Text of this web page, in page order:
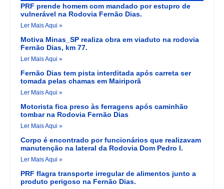
PRF prende homem com mandado por estupro de
vulnerável na Rodovia Fernão Dias.
Ler Mais Aqui »
Motiva Minas_SP realiza obra em viaduto na rodovia
Fernão Dias, km 77.
Ler Mais Aqui »
Fernão Dias tem pista interditada após carreta ser
tomada pelas chamas em Mairiporã
Ler Mais Aqui »
Motorista fica preso às ferragens após caminhão
tombar na Rodovia Fernão Dias
Ler Mais Aqui »
Corpo é encontrado por funcionários que realizavam
manutenção na lateral da Rodovia Dom Pedro I.
Ler Mais Aqui »
PRF flagra transporte irregular de alimentos junto a
produto perigoso na Fernão Dias.